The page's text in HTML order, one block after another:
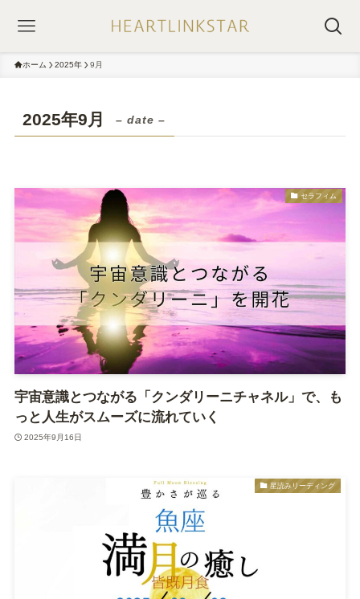
ホーム 2025年 9月
2025年9月 – date –
セラフィム
宇宙意識とつながる「クンダリーニチャネル」で、も
っと人生がスムーズに流れていく
2025年9月16日
星読みリーディング